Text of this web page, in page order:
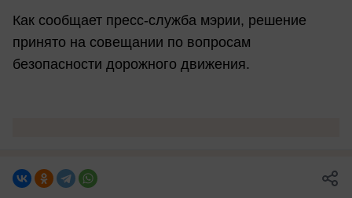
Как сообщает пресс-служба мэрии, решение
принято на совещании по вопросам
безопасности дорожного движения.